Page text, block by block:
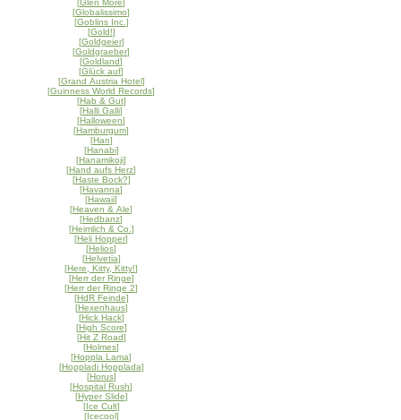
[Glen More]
[Globalissimo]
[Goblins Inc. ]
[Gold!]
[Goldgeier]
[Goldgraeber]
[Goldland]
[Glück auf]
[Grand Austria Hotel]
[Guinness World Records]
[Hab & Gut]
[Halli Galli]
[Halloween]
[Hamburgum]
[Han]
[Hanabi]
[Hanamikoji]
[Hand aufs Herz]
[Haste Bock?]
[Havanna]
[Hawaii]
[Heaven & Ale]
[Hedbanz]
[Heimlich & Co. ]
[Heli Hopper]
[Helios]
[Helvetia]
[Here, Kitty, Kitty!]
[Herr der Ringe]
[Herr der Ringe 2]
[HdR Feinde]
[Hexenhaus]
[Hick Hack]
[High Score]
[Hit Z Road]
[Holmes]
[Hoppla Lama]
[Hoppladi Hopplada]
[Horus]
[Hospital Rush]
[Hyper Slide]
[Ice Cult]
[Icecool]